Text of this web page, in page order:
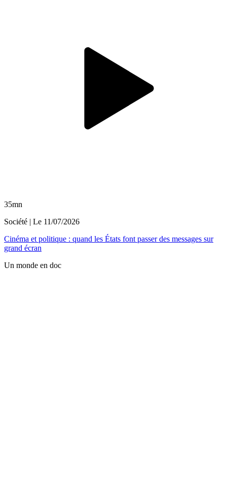
35mn
Société | Le 11/07/2026
Cinéma et politique : quand les États font passer des messages sur
grand écran
Un monde en doc